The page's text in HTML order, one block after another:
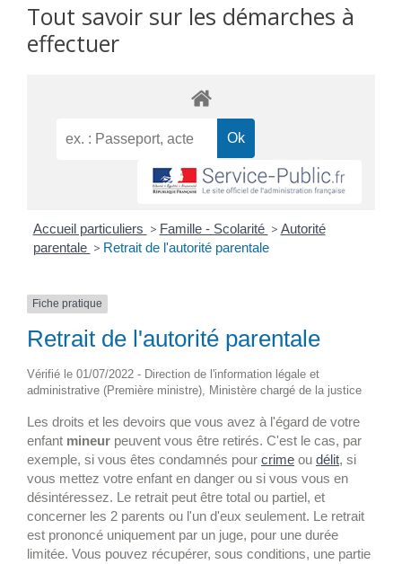
Tout savoir sur les démarches à
effectuer
Accueil particuliers > Famille - Scolarité > Autorité
parentale > Retrait de l'autorité parentale
Fiche pratique
Retrait de l'autorité parentale
Vérifié le 01/07/2022 - Direction de l'information légale et
administrative (Première ministre), Ministère chargé de la justice
Les droits et les devoirs que vous avez à l'égard de votre
enfant mineur peuvent vous être retirés. C'est le cas, par
exemple, si vous êtes condamnés pour crime ou délit, si
vous mettez votre enfant en danger ou si vous vous en
désintéressez. Le retrait peut être total ou partiel, et
concerner les 2 parents ou l'un d'eux seulement. Le retrait
est prononcé uniquement par un juge, pour une durée
limitée. Vous pouvez récupérer, sous conditions, une partie